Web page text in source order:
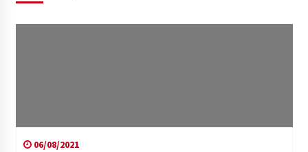
06/08/2021